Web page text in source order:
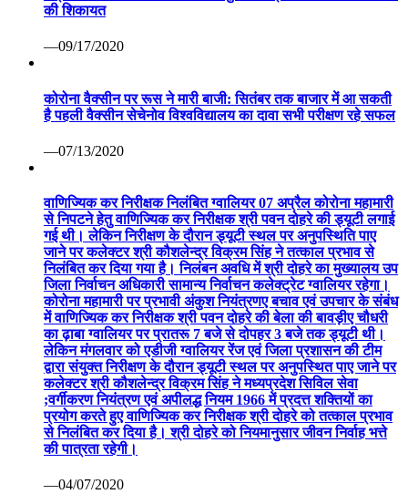
की शिकायत
—09/17/2020
कोरोना वैक्सीन पर रूस ने मारी बाजी: सितंबर तक बाजार में आ सकती
है पहली वैक्सीन सेचेनोव विश्वविद्यालय का दावा सभी परीक्षण रहे सफल
—07/13/2020
वाणिज्यिक कर निरीक्षक निलंबित ग्वालियर 07 अप्रैल कोरोना महामारी
से निपटने हेतु वाणिज्यिक कर निरीक्षक श्री पवन दोहरे की ड्यूटी लगाई
गई थी। लेकिन निरीक्षण के दौरान ड्यूटी स्थल पर अनुपस्थिति पाए
जाने पर कलेक्टर श्री कौशलेन्द्र विक्रम सिंह ने तत्काल प्रभाव से
निलंबित कर दिया गया है। निलंबन अवधि में श्री दोहरे का मुख्यालय उप
जिला निर्वाचन अधिकारी सामान्य निर्वाचन कलेक्ट्रेट ग्वालियर रहेगा।
कोरोना महामारी पर प्रभावी अंकुश नियंत्रणए बचाव एवं उपचार के संबंध
में वाणिज्यिक कर निरीक्षक श्री पवन दोहरे की बेला की बावड़ीए चौधरी
का ढ़ाबा ग्वालियर पर प्रातरू 7 बजे से दोपहर 3 बजे तक ड्यूटी थी।
लेकिन मंगलवार को एडीजी ग्वालियर रेंज एवं जिला प्रशासन की टीम
द्वारा संयुक्त निरीक्षण के दौरान ड्यूटी स्थल पर अनुपस्थित पाए जाने पर
कलेक्टर श्री कौशलेन्द्र विक्रम सिंह ने मध्यप्रदेश सिविल सेवा
;वर्गीकरण नियंत्रण एवं अपीलद्ध नियम 1966 में प्रदत्त शक्तियों का
प्रयोग करते हुए वाणिज्यिक कर निरीक्षक श्री दोहरे को तत्काल प्रभाव
से निलंबित कर दिया है। श्री दोहरे को नियमानुसार जीवन निर्वाह भत्ते
की पात्रता रहेगी।
—04/07/2020